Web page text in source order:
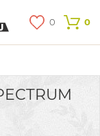
0 0